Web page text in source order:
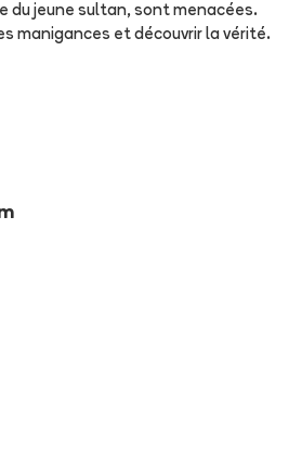
du jeune sultan, sont menacées.
manigances et découvrir la vérité.